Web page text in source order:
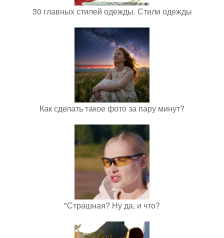
30 главных стилей одежды. Стили одежды
Как сделать такое фото за пару минут?
"Страшная? Ну да, и что?